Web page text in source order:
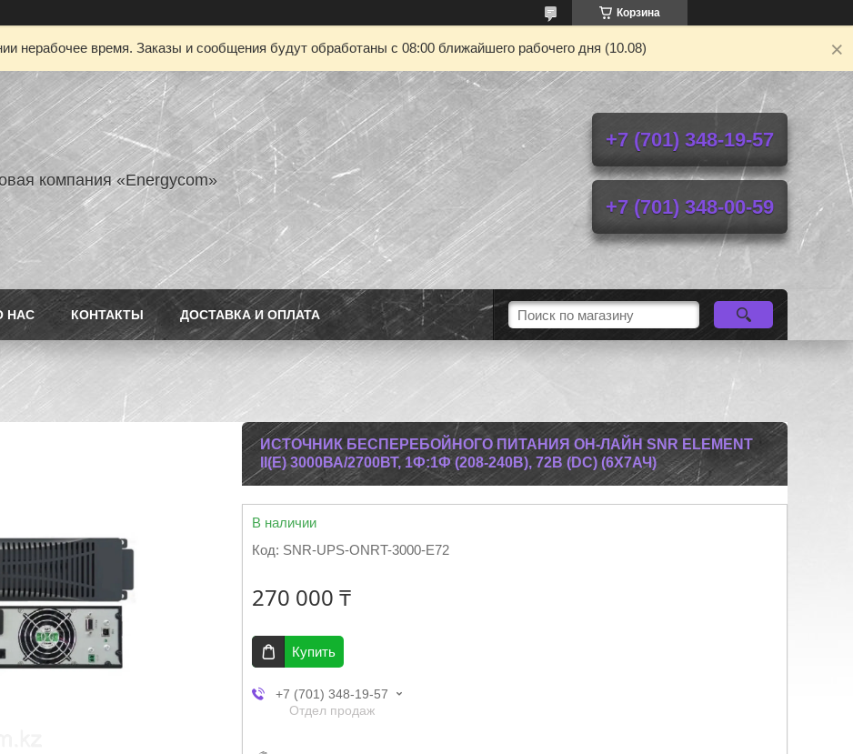
Корзина
нерабочее время. Заказы и сообщения будут обработаны с 08:00 ближайшего рабочего дня (10.08)
компания «Energycom»
+7 (701) 348-19-57
+7 (701) 348-00-59
НАС КОНТАКТЫ ДОСТАВКА И ОПЛАТА
ИСТОЧНИК БЕСПЕРЕБОЙНОГО ПИТАНИЯ ОН-ЛАЙН SNR ELEMENT
II(E) 3000ВА/2700ВТ, 1Ф:1Ф (208-240В), 72В (DC) (6X7АЧ)
В наличии
Код: SNR-UPS-ONRT-3000-E72
270 000 ₸
Купить
+7 (701) 348-19-57
Отдел продаж